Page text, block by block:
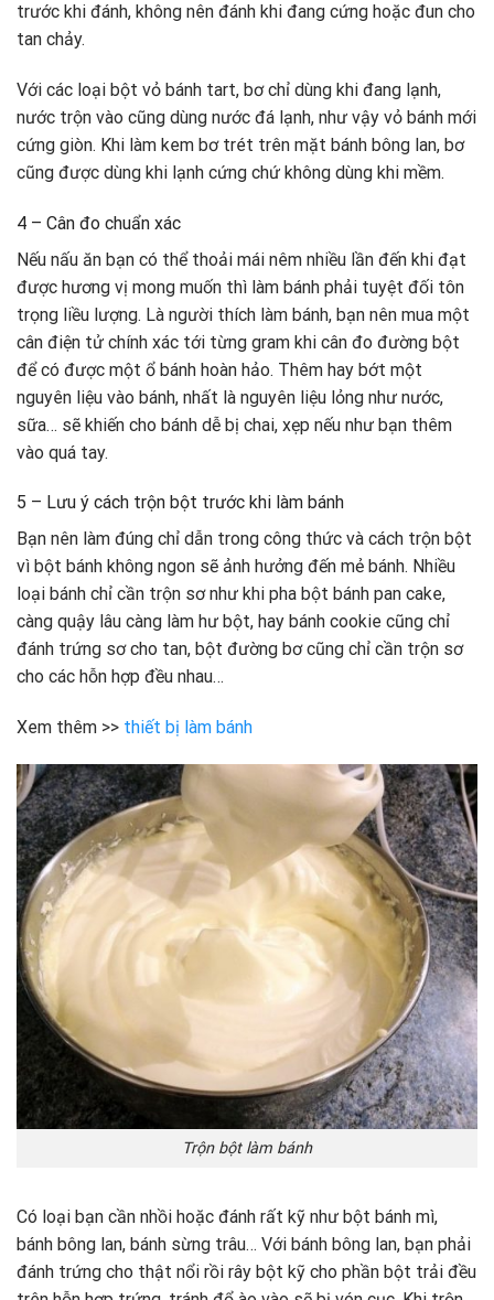
trước khi đánh, không nên đánh khi đang cứng hoặc đun cho
tan chảy.
Với các loại bột vỏ bánh tart, bơ chỉ dùng khi đang lạnh,
nước trộn vào cũng dùng nước đá lạnh, như vậy vỏ bánh mới
cứng giòn. Khi làm kem bơ trét trên mặt bánh bông lan, bơ
cũng được dùng khi lạnh cứng chứ không dùng khi mềm.
4 – Cân đo chuẩn xác
Nếu nấu ăn bạn có thể thoải mái nêm nhiều lần đến khi đạt
được hương vị mong muốn thì làm bánh phải tuyệt đối tôn
trọng liều lượng. Là người thích làm bánh, bạn nên mua một
cân điện tử chính xác tới từng gram khi cân đo đường bột
để có được một ổ bánh hoàn hảo. Thêm hay bớt một
nguyên liệu vào bánh, nhất là nguyên liệu lỏng như nước,
sữa… sẽ khiến cho bánh dễ bị chai, xẹp nếu như bạn thêm
vào quá tay.
5 – Lưu ý cách trộn bột trước khi làm bánh
Bạn nên làm đúng chỉ dẫn trong công thức và cách trộn bột
vì bột bánh không ngon sẽ ảnh hưởng đến mẻ bánh. Nhiều
loại bánh chỉ cần trộn sơ như khi pha bột bánh pan cake,
càng quậy lâu càng làm hư bột, hay bánh cookie cũng chỉ
đánh trứng sơ cho tan, bột đường bơ cũng chỉ cần trộn sơ
cho các hỗn hợp đều nhau…
Xem thêm >> thiết bị làm bánh
Trộn bột làm bánh
Có loại bạn cần nhồi hoặc đánh rất kỹ như bột bánh mì,
bánh bông lan, bánh sừng trâu… Với bánh bông lan, bạn phải
đánh trứng cho thật nổi rồi rây bột kỹ cho phần bột trải đều